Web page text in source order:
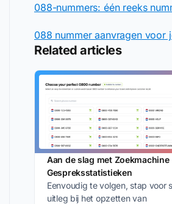
088-nummers: één reeks
088 nummer aanvragen voor
Related articles
Aan de slag met Zoekmachine
Gespreksstatistieken
Eenvoudig te volgen, stap voor
uitleg bij het opzetten van